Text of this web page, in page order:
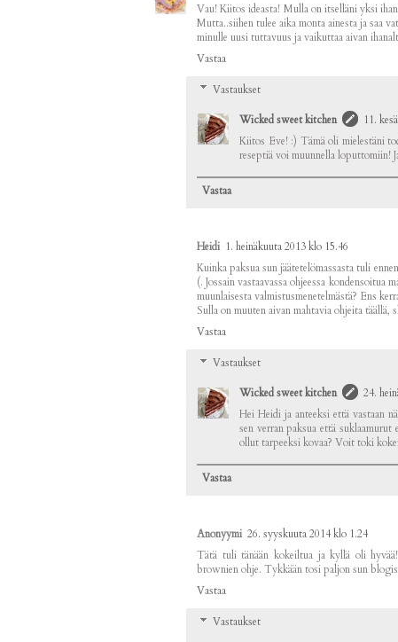
Vau! Kiitos ideasta! Mulla on itselläni yksi
Mutta..siihen tulee aika monta ainesta ja saa
minulle uusi tuttavuus ja vaikuttaa aivan
Vastaa
Vastaukset
Wicked sweet kitchen
11.
Kiitos Eve! :) Tämä oli mielestäni
reseptiä voi muunnella loputtomiin!
Vastaa
Heidi 1. heinäkuuta 2013 klo 15.46
Kuinka paksua sun jäätetelömassasta tuli
(. Jossain vastaavassa ohjeessa
muunlaisesta valmistusmenetelmästä? Ens
Sulla on muuten aivan mahtavia ohjeita täällä,
Vastaa
Vastaukset
Wicked sweet kitchen
24.
Hei Heidi ja anteeksi että vastaan
sen verran paksua että suklaamurut
ollut tarpeeksi kovaa? Voit toki
Vastaa
Anonyymi 26. syyskuuta 2014 klo 1.24
Tätä tuli tänään kokeiltua ja kyllä oli hyvää!
brownien ohje. Tykkään tosi paljon sun
Vastaa
Vastaukset